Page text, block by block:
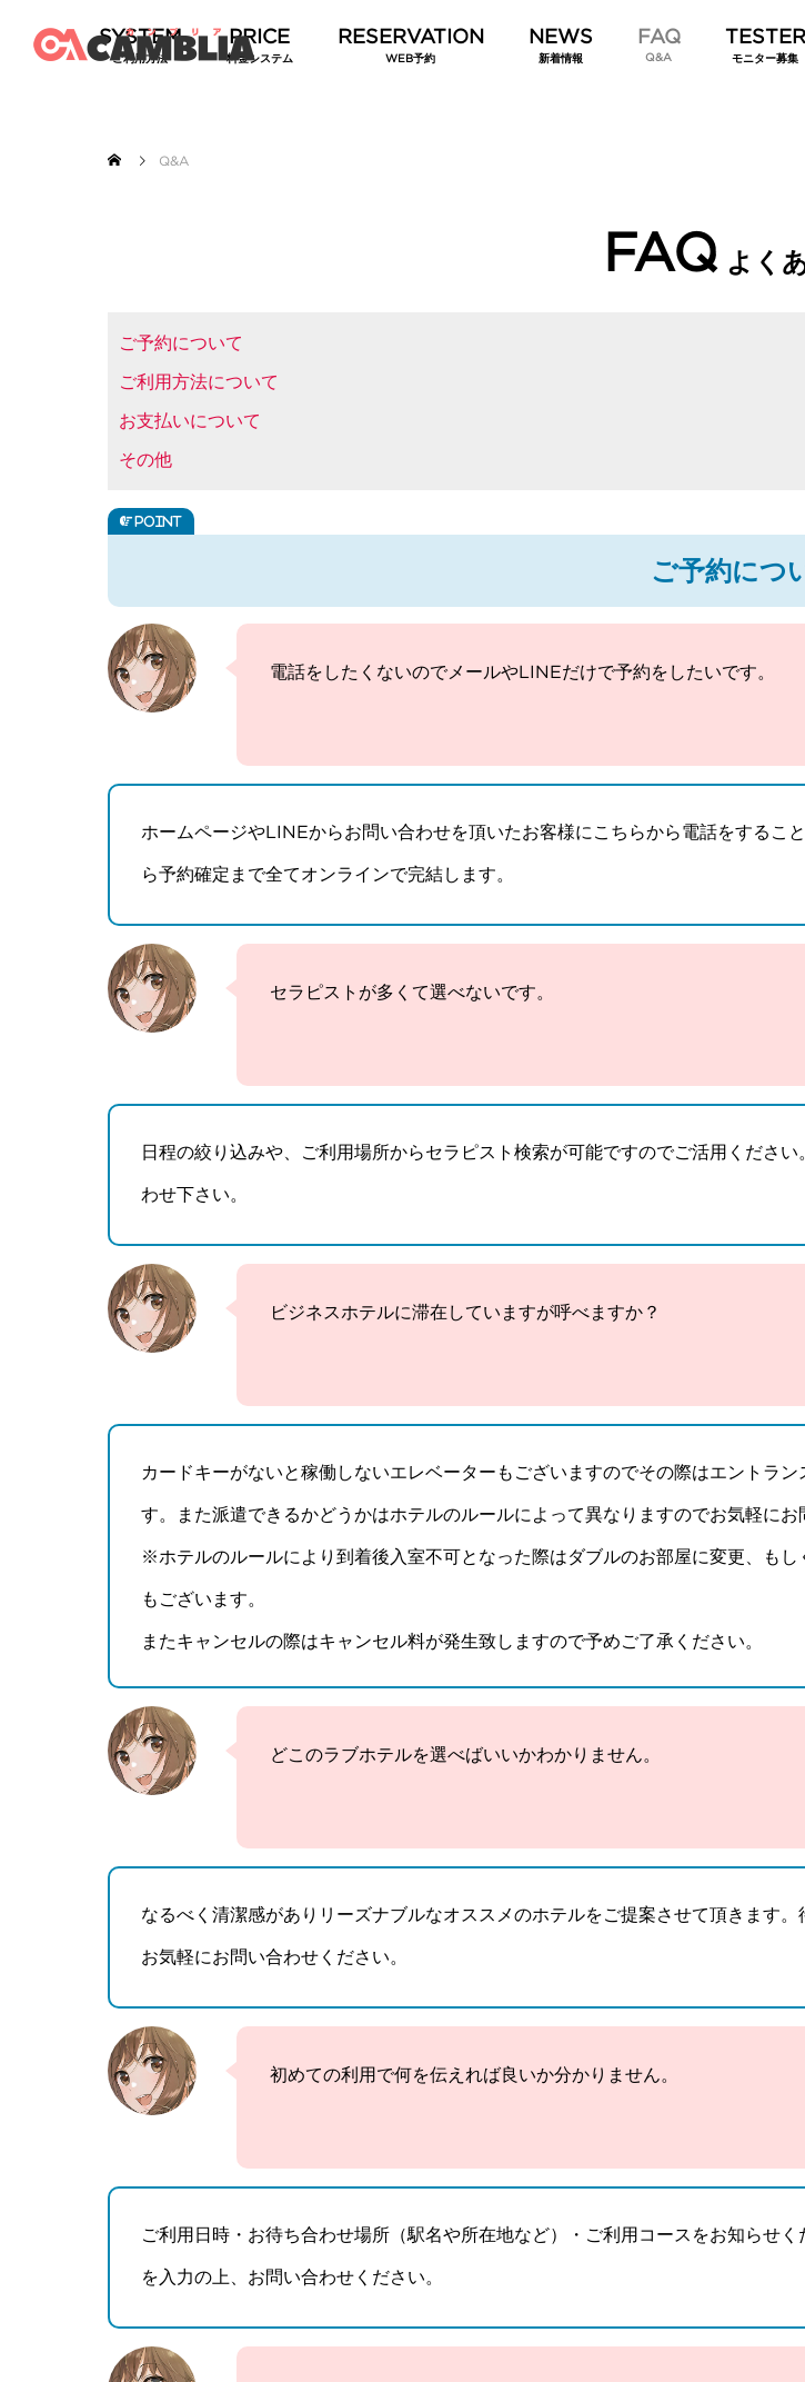
ご利用方法 料金システム WEB予約 新着情報 Q&A モニター募集
Q&A
FAQ よく
ご予約について
ご利用方法について
お支払いについて
その他
ご予約につ
電話をしたくないのでメールやLINEだけで予約をしたいです。
ホームページやLINEからお問い合わせを頂いたお客様にこちらから電話をするこ
ら予約確定まで全てオンラインで完結します。
セラピストが多くて選べないです。
日程の絞り込みや、ご利用場所からセラピスト検索が可能ですのでご活用くださ
わせ下さい。
ビジネスホテルに滞在していますが呼べますか？
カードキーがないと稼働しないエレベーターもございますのでその際はエントラ
す。また派遣できるかどうかはホテルのルールによって異なりますのでお気軽にお
※ホテルのルールにより到着後入室不可となった際はダブルのお部屋に変更、も
もございます。
またキャンセルの際はキャンセル料が発生致しますので予めご了承ください。
どこのラブホテルを選べばいいかわかりません。
なるべく清潔感がありリーズナブルなオススメのホテルをご提案させて頂きます
お気軽にお問い合わせください。
初めての利用で何を伝えれば良いか分かりません。
ご利用日時・お待ち合わせ場所（駅名や所在地など）・ご利用コースをお知らせ
を入力の上、お問い合わせください。